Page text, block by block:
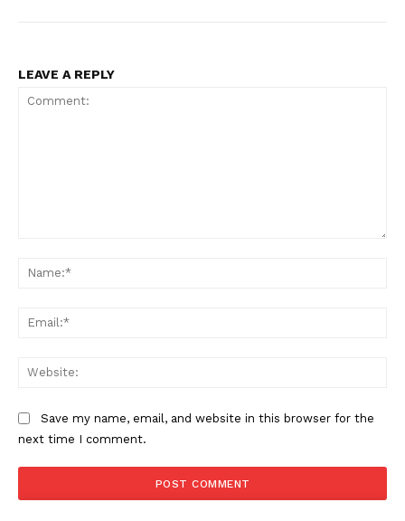
LEAVE A REPLY
Save my name, email, and website in this browser for the
next time I comment.